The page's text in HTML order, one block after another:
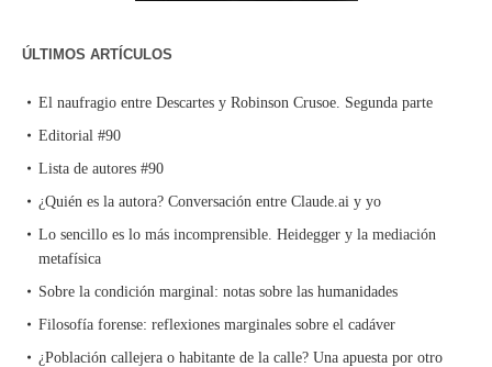
ÚLTIMOS ARTÍCULOS
El naufragio entre Descartes y Robinson Crusoe. Segunda parte
Editorial #90
Lista de autores #90
¿Quién es la autora? Conversación entre Claude.ai y yo
Lo sencillo es lo más incomprensible. Heidegger y la mediación
metafísica
Sobre la condición marginal: notas sobre las humanidades
Filosofía forense: reflexiones marginales sobre el cadáver
¿Población callejera o habitante de la calle? Una apuesta por otro